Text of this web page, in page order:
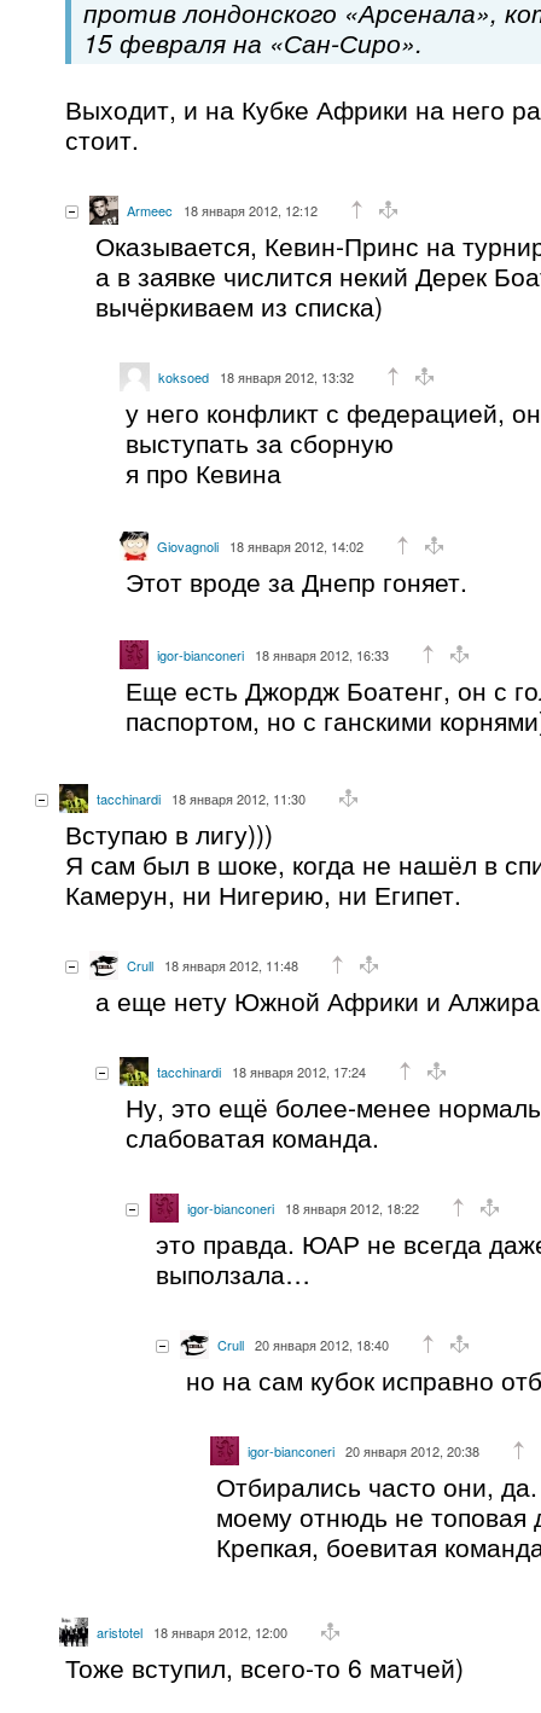
против лондонского «Арсенала»,
15 февраля на «Сан-Сиро».
Выходит, и на Кубке Африки на него
стоит.
Armeec 18 января 2012, 12:12
Оказывается, Кевин-Принс на
а в заявке числится некий Дерек
вычёркиваем из списка)
koksoed 18 января 2012, 13:32
у него конфликт с федерацией,
выступать за сборную
я про Кевина
Giovagnoli 18 января 2012, 14:02
Этот вроде за Днепр гоняет.
igor-bianconeri 18 января 2012, 16:33
Еще есть Джордж Боатенг, он с
паспортом, но с ганскими
tacchinardi 18 января 2012, 11:30
Вступаю в лигу)))
Я сам был в шоке, когда не нашёл в
Камерун, ни Нигерию, ни Египет.
Crull 18 января 2012, 11:48
а еще нету Южной Африки и
tacchinardi 18 января 2012, 17:24
Ну, это ещё более-менее
слабоватая команда.
igor-bianconeri 18 января 2012, 18:22
это правда. ЮАР не всегда
выползала…
Crull 20 января 2012, 18:40
но на сам кубок исправно
igor-bianconeri 20 января 2012, 20:38
Отбирались часто они,
моему отнюдь не топовая
Крепкая, боевитая
aristotel 18 января 2012, 12:00
Тоже вступил, всего-то 6 матчей)